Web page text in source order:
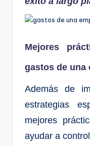
Mejores
gastos de una
Además de
estrategias
mejores
ayudar a